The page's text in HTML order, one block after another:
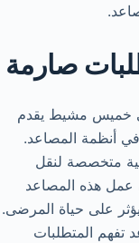
صارمة
خميس مشيط يقدم
أنظمة المصاعد.
منها 4 مصاعد طبية متخصصة لنقل
عمل هذه المصاعد
قد يؤثر على حياة المرضى.
المتطلبات